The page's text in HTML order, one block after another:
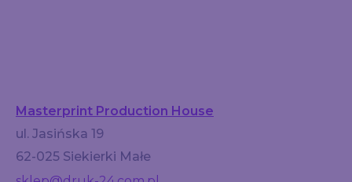
Masterprint Production House
ul. Jasińska 19
62-025 Siekierki Małe